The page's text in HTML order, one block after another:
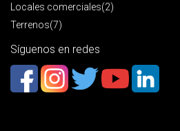
Locales comerciales(2)
Terrenos(7)
Síguenos en redes